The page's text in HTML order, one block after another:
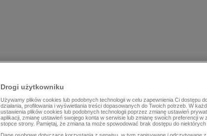
Drogi użytkowniku
Używamy plików cookies lub podobnych technologii w celu zapewnienia Ci dostępu
działania, profilowania i wyświetlania treści dopasowanych do Twoich potrzeb. W
ustawienia plików cookies lub podobnych technologii poprzez zmianę ustawień
aplikacji, zmianę ustawień swojego konta w serwisie lub zmianę swoich preferencji w
stopce strony. Pamiętaj, że zmiana ta może spowodować brak dostępu do niektórych